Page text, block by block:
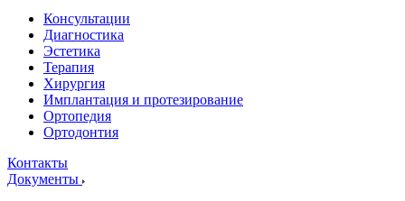
Консультации
Диагностика
Эстетика
Терапия
Хирургия
Имплантация и протезирование
Ортопедия
Ортодонтия
Контакты
Документы